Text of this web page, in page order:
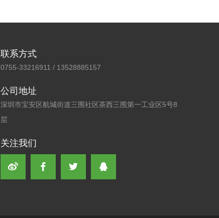
联系方式
0755-33216911 / 13528885157
公司地址
深圳市宝安区航城街道三围社区茶西三围第一工业区5号8
层
关注我们